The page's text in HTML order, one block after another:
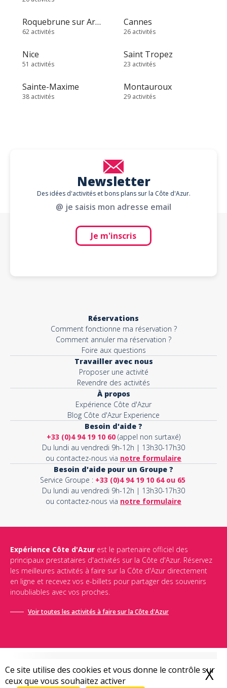
Ce site utilise des cookies et vous donne le contrôle sur
ceux que vous souhaitez activer
X
Roquebrune sur Argens
62 activités
Cannes
26 activités
Nice
51 activités
Saint Tropez
23 activités
Sainte-Maxime
38 activités
Montauroux
29 activités
Newsletter
Des idées d'activités et bons plans sur la Côte d'Azur.
@ je saisis mon adresse email
Je m'inscris
Réservations
Comment fonctionne ma réservation ?
Comment annuler ma réservation ?
Foire aux questions
Travailler avec nous
Proposer une activité
Revendre des activités
À propos
Expérience Côte d'Azur
Blog Côte d'Azur Experience
Besoin d'aide ?
+33 (0)4 94 19 10 60 (appel non surtaxé)
Du lundi au vendredi 9h-12h | 13h30-17h30
ou contactez-nous via notre formulaire
Besoin d'aide pour un Groupe ?
Service Groupe : +33 (0)4 94 19 10 64 ou 65
Du lundi au vendredi 9h-12h | 13h30-17h30
ou contactez-nous via notre formulaire
Expérience Côte d'Azur est le partenaire officiel des
principaux prestataires d'activités sur la Côte d'Azur. Réservez
les meilleures activités à faire sur la Côte d'Azur directement
en ligne et recevez vos e-billets pour partager des souvenirs
inoubliables avec vos proches.
Voir toutes les activités à faire sur la Côte d'Azur
Conditions générales de vente-Politique de confidentialité-